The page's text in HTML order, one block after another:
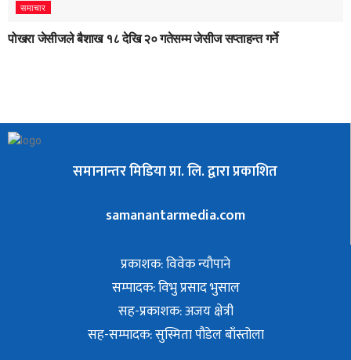
समाचार
पोखरा जेसीजले बैशाख १८ देखि २० गतेसम्म जेसीज सप्ताहन्त गर्ने
समानान्तर मिडिया प्रा. लि. द्वारा प्रकाशित
samanantarmedia.com
प्रकाशक: विवेक न्याैपाने
सम्पादक: विभु प्रसाद भुसाल
सह-प्रकाशक: अजय क्षेत्री
सह-सम्पादक: सुस्मिता पौडेल बाँस्तोला